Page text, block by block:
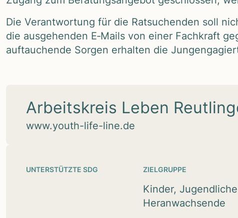
Die Ver­ant­wor­tung für die Rat­su­chen­den soll
die aus­ge­hen­den E‑Mails von einer Fach­kraft
auf­tau­chende Sor­gen erhal­ten die
Arbeitskreis Leben
www.youth-life-line.de
UNTERSTÜTZTE SDG ZIELGRUPPE
Kinder,
Heranwachsende